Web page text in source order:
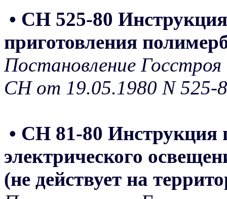
• СН 525-80
приготовления
Постановление
СН от 19.05.1980 N 525-
• СН 81-80 Инструкция
электрического
(не действует на